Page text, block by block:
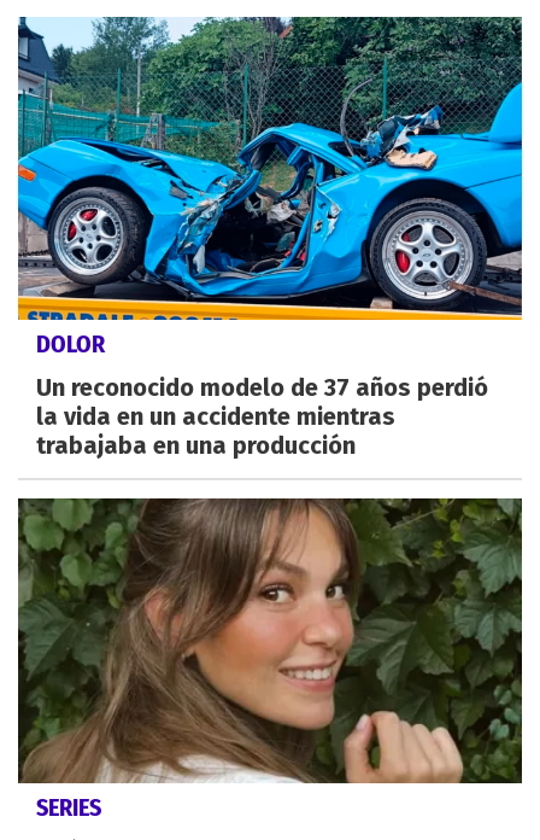
DOLOR
Un reconocido modelo de 37 años perdió
la vida en un accidente mientras
trabajaba en una producción
SERIES